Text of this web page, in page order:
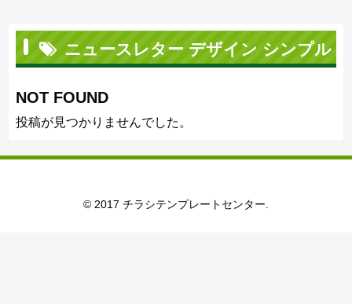
ニュースレター デザイン シンプル
NOT FOUND
投稿が見つかりませんでした。
© 2017 チラシテンプレートセンター.